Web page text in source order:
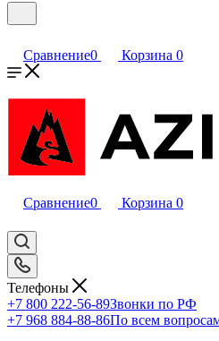
Сравнение0 Корзина 0
Сравнение0 Корзина 0
Телефоны
+7 800 222-56-89Звонки по РФ
+7 968 884-88-86По всем